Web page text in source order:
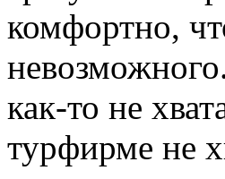
комфортно,
как-то не
турфирме не